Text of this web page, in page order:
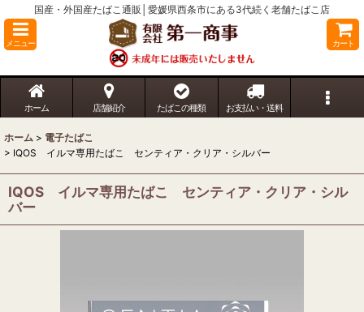
国産・外国産たばこ通販│愛媛県西条市にある3代続く老舗たばこ店
メニュー カート
ホーム 店舗紹介 たばこの種類 お支払い・送料
ホーム > 電子たばこ
> IQOS イルマ専用たばこ センティア・クリア・シルバー
IQOS イルマ専用たばこ センティア・クリア・シル
バー